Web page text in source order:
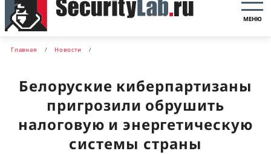
МЕНЮ
Главная Новости
Белоруские киберпартизаны
пригрозили обрушить
налоговую и энергетическую
системы страны